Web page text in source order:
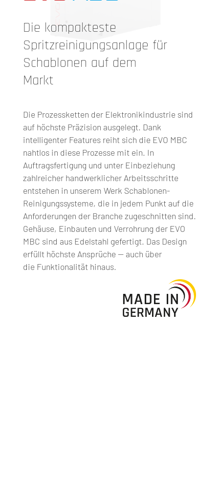
Die kompakteste
Spritzreinigungsanlage für
Schablonen auf dem
Markt
Die Prozessketten der Elektronikindustrie sind
auf höchste Präzision ausgelegt. Dank
intelligenter Features reiht sich die EVO MBC
nahtlos in diese Prozesse mit ein. In
Auftragsfertigung und unter Einbeziehung
zahlreicher handwerklicher Arbeitsschritte
entstehen in unserem Werk Schablonen-
Reinigungssysteme, die in jedem Punkt auf die
Anforderungen der Branche zugeschnitten sind.
Gehäuse, Einbauten und Verrohrung der EVO
MBC sind aus Edelstahl gefertigt. Das Design
erfüllt höchste Ansprüche — auch über
die Funktionalität hinaus.